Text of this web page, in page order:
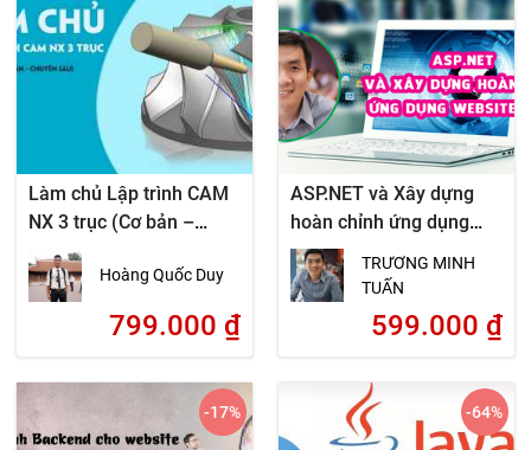
Làm chủ Lập trình CAM
NX 3 trục (Cơ bản –
Chuyên sâu)
Hoàng Quốc Duy
799.000 ₫
ASP.NET và Xây dựng
hoàn chỉnh ứng dụng
website động
TRƯƠNG MINH
TUẤN
599.000 ₫
-17% -64%